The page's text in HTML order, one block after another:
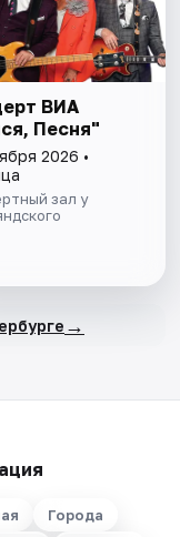
ВИА
Песня"
2026 •
зал у
→
Города